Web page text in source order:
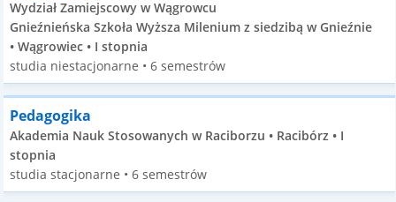
Wydział Zamiejscowy w Wągrowcu
Gnieźnieńska Szkoła Wyższa Milenium z siedzibą w Gnieźnie
• Wągrowiec • I stopnia
studia niestacjonarne • 6 semestrów
Pedagogika
Akademia Nauk Stosowanych w Raciborzu • Racibórz • I
stopnia
studia stacjonarne • 6 semestrów